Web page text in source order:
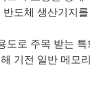
반도체 생산기지
도로 주목 받는
기전 일반 메모